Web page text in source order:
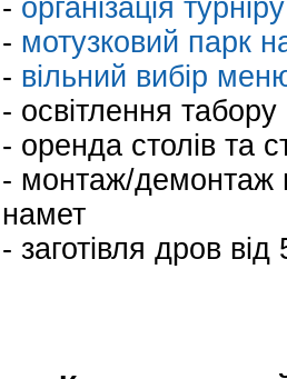
- організація
- мотузковий парк
- вільний вибір
- освітлення табору
- оренда столів та
- монтаж/демонтаж
намет
- заготівля дров від